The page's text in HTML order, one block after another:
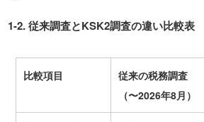
1-2.従来調査とKSK2調査の違い比較表
比較項目
従来の税務調査
（〜2026年8月）